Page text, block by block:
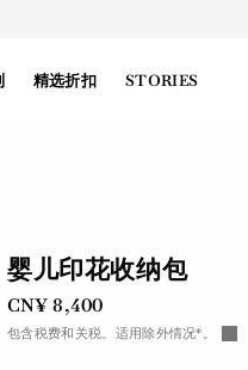
精选折扣 STORIES
婴儿印花收纳包
CN¥ 8,400
包含税费和关税。适用除外情况*。